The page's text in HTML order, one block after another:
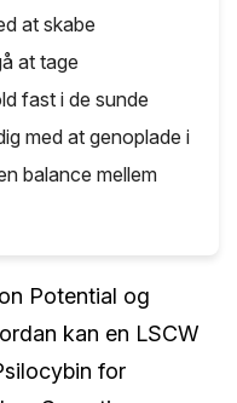
at skabe
at tage
fast i de sunde
med at genoplade i
balance mellem
Potential og
kan en LSCW
for